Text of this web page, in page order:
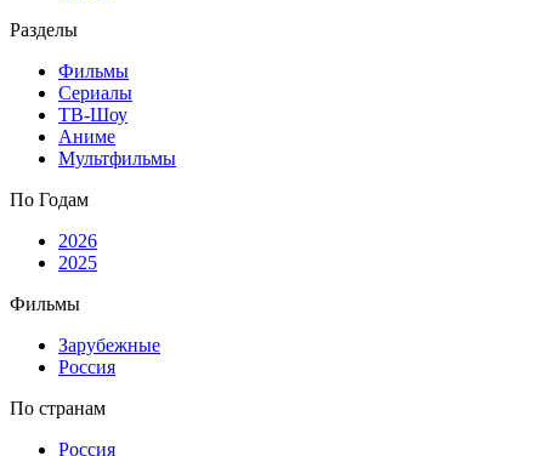
Разделы
Фильмы
Сериалы
ТВ-Шоу
Аниме
Мультфильмы
По Годам
2026
2025
Фильмы
Зарубежные
Россия
По странам
Россия